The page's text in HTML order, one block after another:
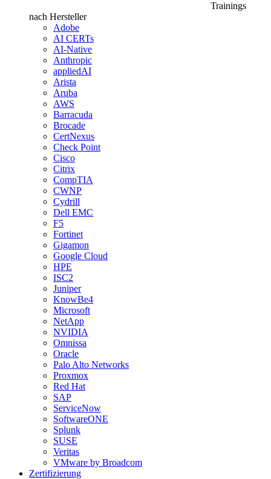
Trainings
nach Hersteller
Adobe
AI CERTs
AI-Native
Anthropic
appliedAI
Arista
Aruba
AWS
Barracuda
Brocade
CertNexus
Check Point
Cisco
Citrix
CompTIA
CWNP
Cydrill
Dell EMC
F5
Fortinet
Gigamon
Google Cloud
HPE
ISC2
Juniper
KnowBe4
Microsoft
NetApp
NVIDIA
Omnissa
Oracle
Palo Alto Networks
Proxmox
Red Hat
SAP
ServiceNow
SoftwareONE
Splunk
SUSE
Veritas
VMware by Broadcom
Zertifizierung